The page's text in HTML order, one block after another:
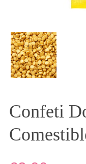
Confeti